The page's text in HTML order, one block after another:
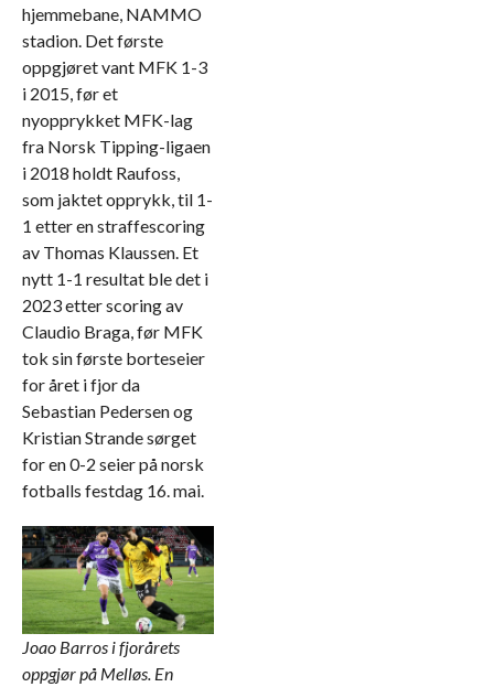
hjemmebane, NAMMO
stadion. Det første
oppgjøret vant MFK 1-3
i 2015, før et
nyopprykket MFK-lag
fra Norsk Tipping-ligaen
i 2018 holdt Raufoss,
som jaktet opprykk, til 1-
1 etter en straffescoring
av Thomas Klaussen. Et
nytt 1-1 resultat ble det i
2023 etter scoring av
Claudio Braga, før MFK
tok sin første borteseier
for året i fjor da
Sebastian Pedersen og
Kristian Strande sørget
for en 0-2 seier på norsk
fotballs festdag 16. mai.
Joao Barros i fjorårets
oppgjør på Melløs. En